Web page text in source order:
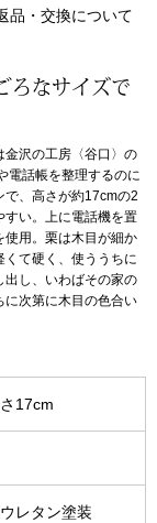
クラッチバッグ
ボディバッグ
ボストンバッグ
スーツケース
シューズ
品・交換について
ろなサイズで
金沢の工房〈谷口〉の
電話帳を整理するのに
で、高さが約17cmの2
すい。上に電話機を置
使用。栗は木目が細か
くて硬く、使ううちに
出し、いわばその家の
に次第に木目の色合い
17cm
レタン塗装